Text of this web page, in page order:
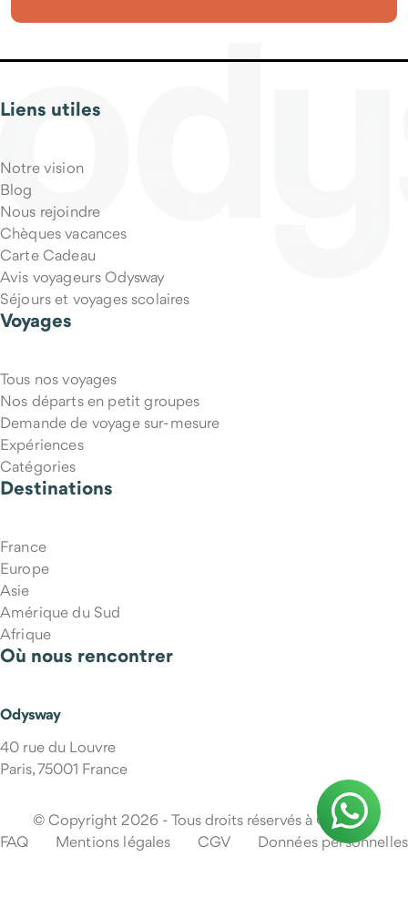
Liens utiles
Notre vision
Blog
Nous rejoindre
Chèques vacances
Carte Cadeau
Avis voyageurs Odysway
Séjours et voyages scolaires
Voyages
Tous nos voyages
Nos départs en petit groupes
Demande de voyage sur-mesure
Expériences
Catégories
Destinations
France
Europe
Asie
Amérique du Sud
Afrique
Où nous rencontrer
Odysway
40 rue du Louvre
Paris, 75001 France
© Copyright 2026 - Tous droits réservés à Odysway
FAQ
Mentions légales CGV Données personnelles